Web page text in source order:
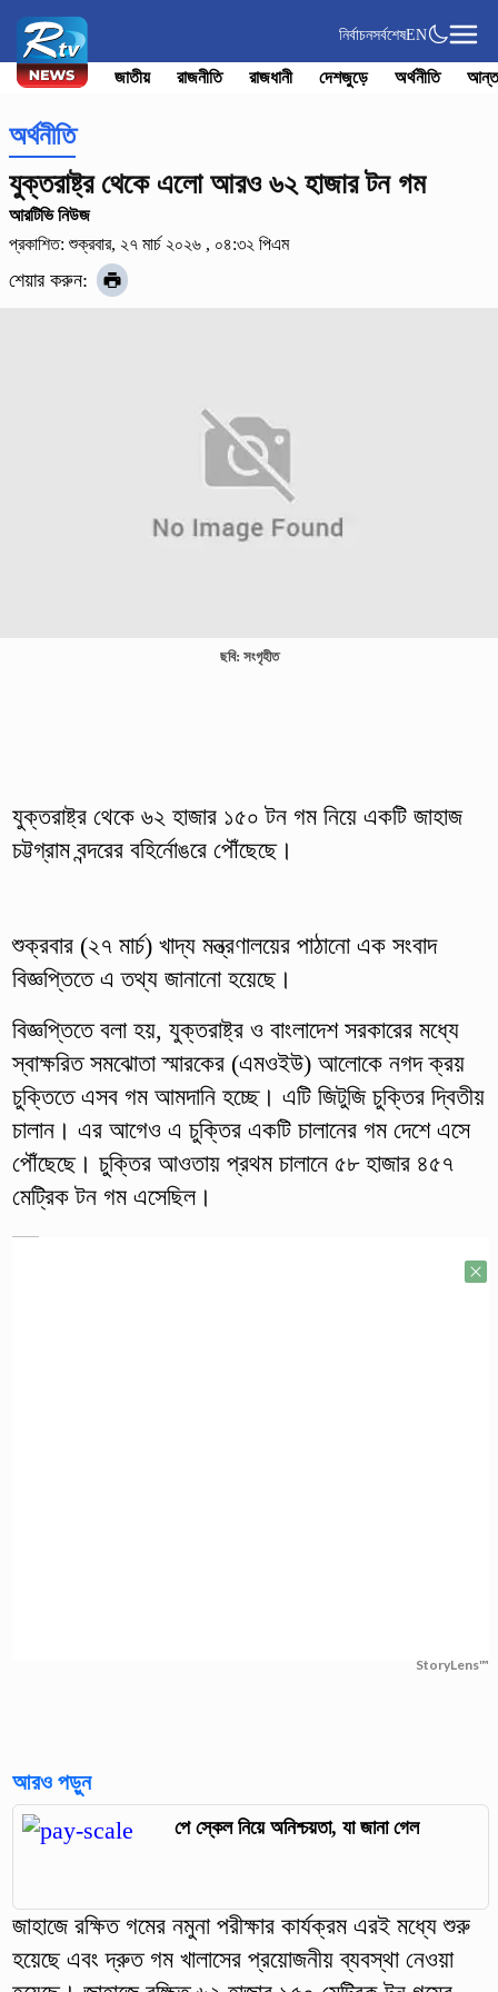
নির্বাচনসর্বশেষEN
জাতীয় রাজনীতি রাজধানী দেশজুড়ে অর্থনীতি
অর্থনীতি
যুক্তরাষ্ট্র থেকে এলো আরও ৬২ হাজার টন গম
আরটিভি নিউজ
প্রকাশিত: শুক্রবার, ২৭ মার্চ ২০২৬ , ০৪:৩২ পিএম
শেয়ার করুন:
ছবি: সংগৃহীত
যুক্তরাষ্ট্র থেকে ৬২ হাজার ১৫০ টন গম নিয়ে একটি জাহাজ
চট্টগ্রাম বন্দরের বহির্নোঙরে পৌঁছেছে।
শুক্রবার (২৭ মার্চ) খাদ্য মন্ত্রণালয়ের পাঠানো এক সংবাদ
বিজ্ঞপ্তিতে এ তথ্য জানানো হয়েছে।
বিজ্ঞপ্তিতে বলা হয়, যুক্তরাষ্ট্র ও বাংলাদেশ সরকারের মধ্যে
স্বাক্ষরিত সমঝোতা স্মারকের (এমওইউ) আলোকে নগদ ক্রয়
চুক্তিতে এসব গম আমদানি হচ্ছে। এটি জিটুজি চুক্তির দ্বিতীয়
চালান। এর আগেও এ চুক্তির একটি চালানের গম দেশে এসে
পৌঁছেছে। চুক্তির আওতায় প্রথম চালানে ৫৮ হাজার ৪৫৭
মেট্রিক টন গম এসেছিল।
StoryLens™
আরও পড়ুন
পে স্কেল নিয়ে অনিশ্চয়তা, যা জানা গেল
জাহাজে রক্ষিত গমের নমুনা পরীক্ষার কার্যক্রম এরই মধ্যে শুরু
হয়েছে এবং দ্রুত গম খালাসের প্রয়োজনীয় ব্যবস্থা নেওয়া